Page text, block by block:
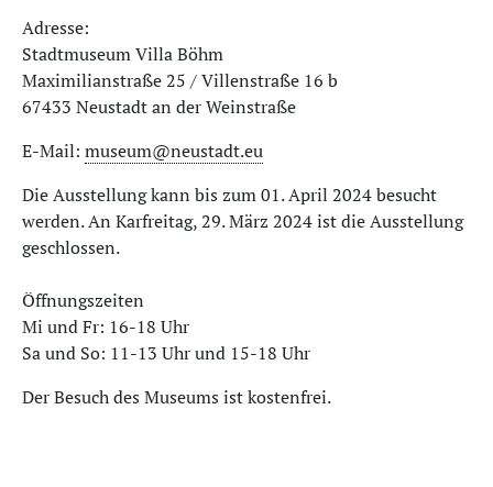
Adresse:
Stadtmuseum Villa Böhm
Maximilianstraße 25 / Villenstraße 16 b
67433 Neustadt an der Weinstraße
E-Mail: museum@neustadt.eu
Die Ausstellung kann bis zum 01. April 2024 besucht
werden. An Karfreitag, 29. März 2024 ist die Ausstellung
geschlossen.
Öffnungszeiten
Mi und Fr: 16-18 Uhr
Sa und So: 11-13 Uhr und 15-18 Uhr
Der Besuch des Museums ist kostenfrei.